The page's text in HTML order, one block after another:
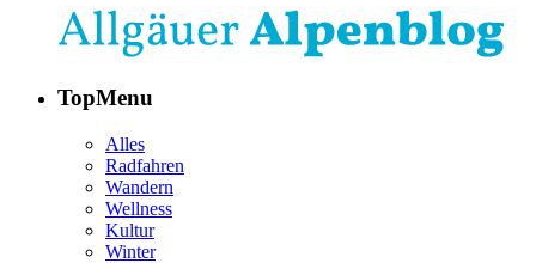
TopMenu
Alles
Radfahren
Wandern
Wellness
Kultur
Winter